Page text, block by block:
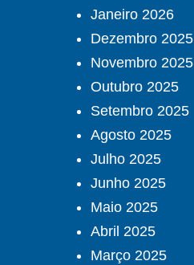
Janeiro 2026
Dezembro 2025
Novembro 2025
Outubro 2025
Setembro 2025
Agosto 2025
Julho 2025
Junho 2025
Maio 2025
Abril 2025
Março 2025